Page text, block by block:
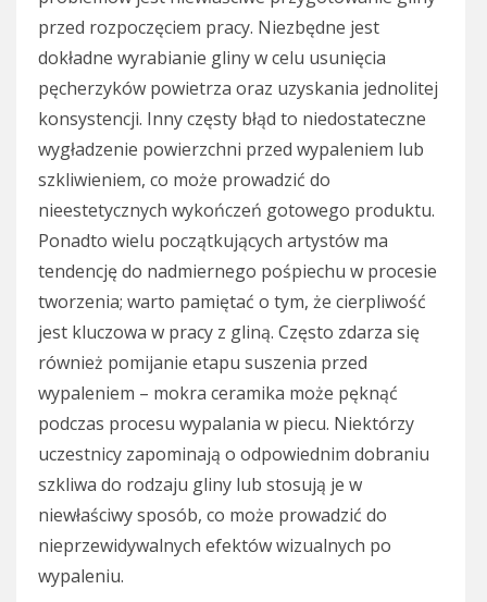
przed rozpoczęciem pracy. Niezbędne jest
dokładne wyrabianie gliny w celu usunięcia
pęcherzyków powietrza oraz uzyskania jednolitej
konsystencji. Inny częsty błąd to niedostateczne
wygładzenie powierzchni przed wypaleniem lub
szkliwieniem, co może prowadzić do
nieestetycznych wykończeń gotowego produktu.
Ponadto wielu początkujących artystów ma
tendencję do nadmiernego pośpiechu w procesie
tworzenia; warto pamiętać o tym, że cierpliwość
jest kluczowa w pracy z gliną. Często zdarza się
również pomijanie etapu suszenia przed
wypaleniem – mokra ceramika może pęknąć
podczas procesu wypalania w piecu. Niektórzy
uczestnicy zapominają o odpowiednim dobraniu
szkliwa do rodzaju gliny lub stosują je w
niewłaściwy sposób, co może prowadzić do
nieprzewidywalnych efektów wizualnych po
wypaleniu.